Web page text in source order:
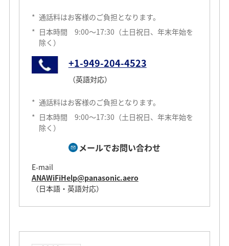
* 通話料はお客様のご負担となります。
* 日本時間 9:00～17:30（土日祝日、年末年始を
除く）
+1-949-204-4523
（英語対応）
* 通話料はお客様のご負担となります。
* 日本時間 9:00～17:30（土日祝日、年末年始を
除く）
メールでお問い合わせ
E-mail
ANAWiFiHelp@panasonic.aero
（日本語・英語対応）